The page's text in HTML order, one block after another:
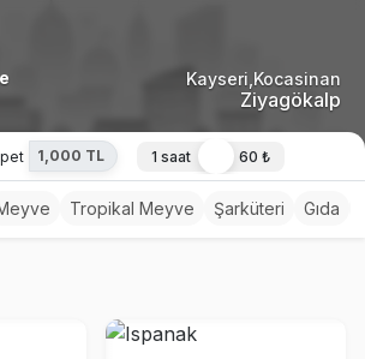
Kayseri,Kocasinan
Ziyagökalp
1,000 TL 1 saat 60 ₺
Tropikal Meyve Şarküteri Gıda